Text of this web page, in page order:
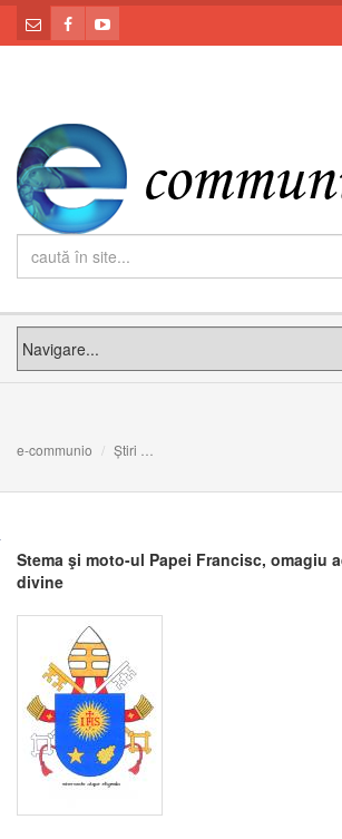
e-communio Știri
Stema şi moto-ul Papei Francisc, omagiu
divine